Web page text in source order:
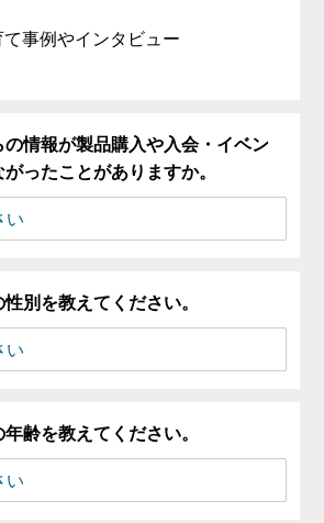
事例やインタビュー
の情報が製品購入や入会・イベン
がったことがありますか。
別を教えてください。
齢を教えてください。